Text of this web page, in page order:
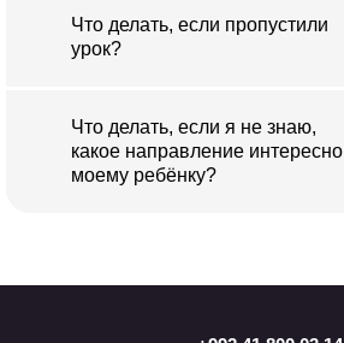
Что делать, если пропустили
урок?
Что делать, если я не знаю,
какое направление интересно
моему ребёнку?